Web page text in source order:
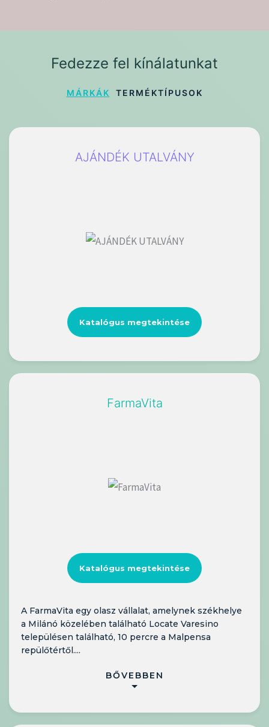
Fedezze fel kínálatunkat
MÁRKÁK TERMÉKTÍPUSOK
AJÁNDÉK UTALVÁNY
Katalógus megtekintése
FarmaVita
Katalógus megtekintése
A FarmaVita egy olasz vállalat, amelynek székhelye
a Milánó közelében található Locate Varesino
településen található, 10 percre a Malpensa
repülőtértől....
BŐVEBBEN